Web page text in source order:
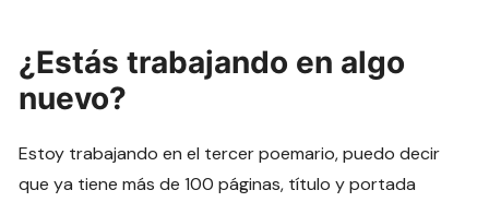
¿Estás trabajando en algo
nuevo?
Estoy trabajando en el tercer poemario, puedo decir
que ya tiene más de 100 páginas, título y portada